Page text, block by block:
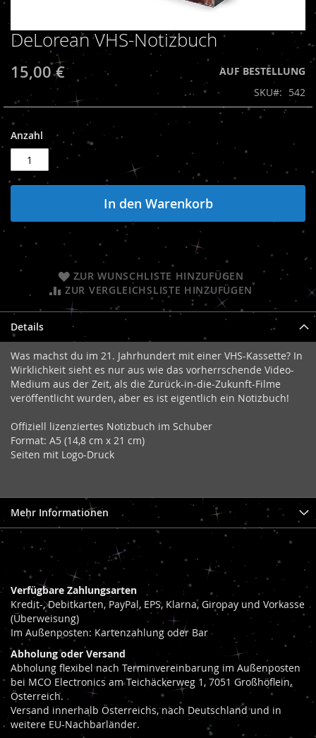
Zum
Anfang
der
Bildergalerie
springen
DeLorean VHS-Notizbuch
15,00 €
AUF BESTELLUNG
SKU
542
Anzahl
In den Warenkorb
ZUR WUNSCHLISTE HINZUFÜGEN
ZUR VERGLEICHSLISTE HINZUFÜGEN
Details
Was machst du im 21. Jahrhundert mit einer VHS-Kassette? In
Wirklichkeit sieht es nur aus wie das vorherrschende Video-
Medium aus der Zeit, als die Zurück-in-die-Zukunft-Filme
veröffentlicht wurden, aber es ist eigentlich ein Notizbuch!
Offiziell lizenziertes Notizbuch im Schuber
Format: A5 (14,8 cm x 21 cm)
Seiten mit Logo-Druck
Mehr Informationen
Verfügbare Zahlungsarten
Kredit-, Debitkarten, PayPal, EPS, Klarna, Giropay und Vorkasse
(Überweisung)
Im Außenposten: Kartenzahlung oder Bar
Abholung oder Versand
Abholung flexibel nach Terminvereinbarung im Außenposten
bei MCO Electronics am Teichäckerweg 1, 7051 Großhöflein,
Österreich.
Versand innerhalb Österreichs, nach Deutschland und in
weitere EU-Nachbarländer.